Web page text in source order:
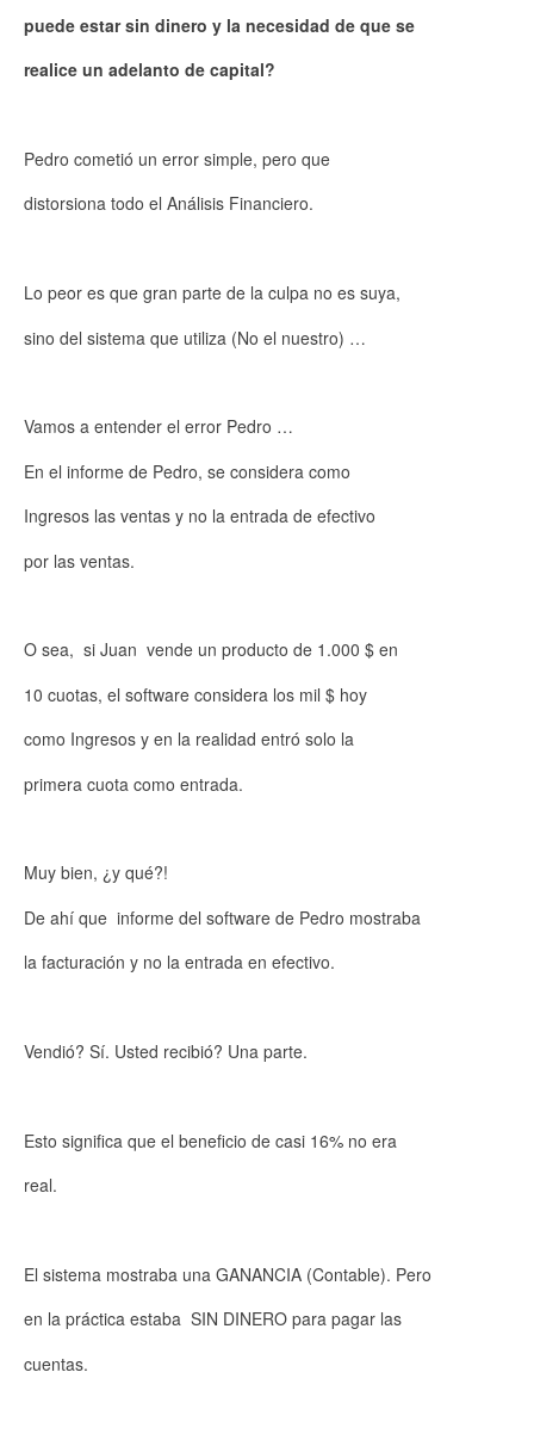
puede estar sin dinero y la necesidad de que se
realice un adelanto de capital?
Pedro cometió un error simple, pero que
distorsiona todo el Análisis Financiero.
Lo peor es que gran parte de la culpa no es suya,
sino del sistema que utiliza (No el nuestro) …
Vamos a entender el error Pedro …
En el informe de Pedro, se considera como
Ingresos las ventas y no la entrada de efectivo
por las ventas.
O sea, si Juan vende un producto de 1.000 $ en
10 cuotas, el software considera los mil $ hoy
como Ingresos y en la realidad entró solo la
primera cuota como entrada.
Muy bien, ¿y qué?!
De ahí que informe del software de Pedro mostraba
la facturación y no la entrada en efectivo.
Vendió? Sí. Usted recibió? Una parte.
Esto significa que el beneficio de casi 16% no era
real.
El sistema mostraba una GANANCIA (Contable). Pero
en la práctica estaba SIN DINERO para pagar las
cuentas.